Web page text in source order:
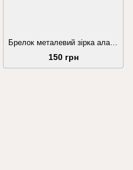
Брелок металевий зірка алатир червона
150 грн